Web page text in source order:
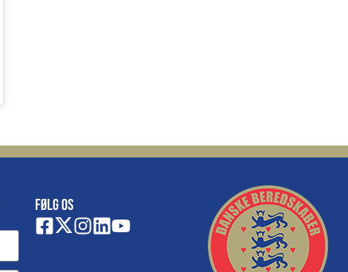
FØLG OS